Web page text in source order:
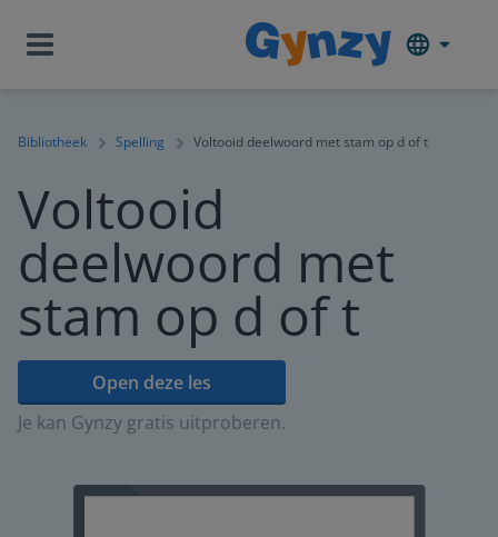
Bibliotheek Spelling Voltooid deelwoord met stam op d of t
Voltooid
deelwoord met
stam op d of t
Open deze les
Je kan Gynzy gratis uitproberen.